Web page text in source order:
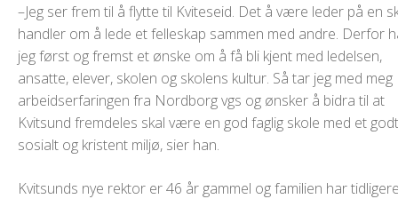
–Jeg ser frem til å flytte til Kviteseid. Det å være leder på en
handler om å lede et felleskap sammen med andre. Derfor
jeg først og fremst et ønske om å få bli kjent med ledelsen,
ansatte, elever, skolen og skolens kultur. Så tar jeg med meg
arbeidserfaringen fra Nordborg vgs og ønsker å bidra til at
Kvitsund fremdeles skal være en god faglig skole med et godt
sosialt og kristent miljø, sier han.
Kvitsunds nye rektor er 46 år gammel og familien har